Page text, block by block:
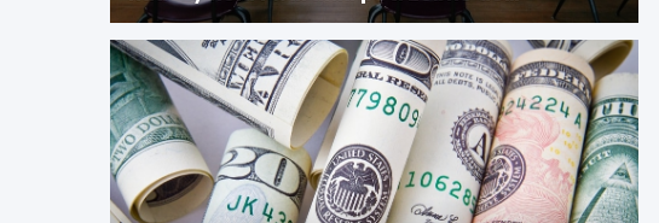
skutecznego jego wykonywania